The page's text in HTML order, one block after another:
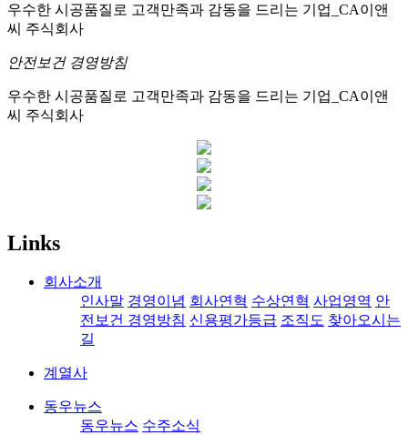
우수한 시공품질로 고객만족과 감동을 드리는 기업_CA이앤
씨 주식회사
안전보건 경영방침
우수한 시공품질로 고객만족과 감동을 드리는 기업_CA이앤
씨 주식회사
Links
회사소개
인사말 경영이념 회사연혁 수상연혁 사업영역 안
전보건 경영방침 신용평가등급 조직도 찾아오시는
길
계열사
동우뉴스
동우뉴스 수주소식